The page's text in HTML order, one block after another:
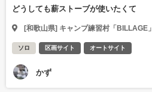
どうしても薪ストーブが使いたくて
[和歌山県] キャンプ練習村「BILLAGE」
ソロ 区画サイト オートサイト
かず